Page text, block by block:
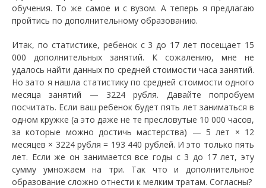
обучения. То же самое и с вузом. А теперь я предлагаю
пройтись по дополнительному образованию.
Итак, по статистике, ребенок с 3 до 17 лет посещает 15
000 дополнительных занятий. К сожалению, мне не
удалось найти данных по средней стоимости часа занятий.
Но зато я нашла статистику по средней стоимости одного
месяца занятий — 3224 рубля. Давайте попробуем
посчитать. Если ваш ребенок будет пять лет заниматься в
одном кружке (а это даже не те пресловутые 10 000 часов,
за которые можно достичь мастерства) — 5 лет × 12
месяцев × 3224 рубля = 193 440 рублей. И это только пять
лет. Если же он занимается все годы с 3 до 17 лет, эту
сумму умножаем на три. Так что и дополнительное
образование сложно отнести к мелким тратам. Согласны?